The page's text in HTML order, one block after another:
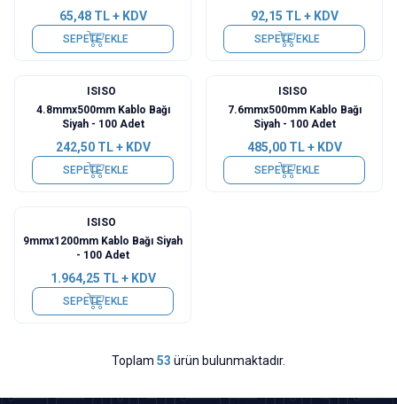
65,48TL + KDV
SEPETE EKLE
92,15 TL + KDV
SEPETE EKLE
ISISO
4.8mmx500mm Kablo Bağı
Siyah - 100 Adet
242,50TL + KDV
SEPETE EKLE
ISISO
7.6mmx500mm Kablo Bağı
Siyah - 100 Adet
485,00TL + KDV
SEPETE EKLE
ISISO
9mmx1200mm Kablo Bağı Siyah
- 100 Adet
1.964,25 TL + KDV
SEPETE EKLE
Toplam 53 ürün bulunmaktadır.